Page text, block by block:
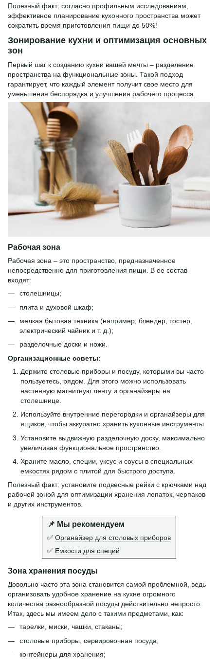
Полезный факт: согласно профильным исследованиям,
эффективное планирование кухонного пространства может
сократить время приготовления пищи до 50%!
Зонирование кухни и оптимизация основных
зон
Первый шаг к созданию кухни вашей мечты – разделение
пространства на функциональные зоны. Такой подход
гарантирует, что каждый элемент получит свое место для
уменьшения беспорядка и улучшения рабочего процесса.
Рабочая зона
Рабочая зона – это пространство, предназначенное
непосредственно для приготовления пищи. В ее состав
входят:
столешницы;
плита и духовой шкаф;
мелкая бытовая техника (например, блендер, тостер,
электрический чайник и т. д.);
разделочные доски и ножи.
Организационные советы:
Держите столовые приборы и посуду, которыми вы часто
пользуетесь, рядом. Для этого можно использовать
настенную магнитную ленту и органайзеры на
столешнице.
Используйте внутренние перегородки и органайзеры для
ящиков, чтобы аккуратно хранить кухонные инструменты.
Установите выдвижную разделочную доску, максимально
увеличивая функциональное пространство.
Храните масло, специи, уксус и соусы в специальных
емкостях рядом с плитой для быстрого доступа.
Полезный факт: установите подвесные рейки с крючками над
рабочей зоной для оптимизации хранения лопаток, черпаков
и других инструментов.
📌 Мы рекомендуем
✅ Органайзер для столовых приборов
✅ Емкости для специй
Зона хранения посуды
Довольно часто эта зона становится самой проблемной, ведь
организовать удобное хранение на кухне огромного
количества разнообразной посуды действительно непросто.
Итак, здесь мы имеем дело с такими предметами, как:
тарелки, миски, чашки, стаканы;
столовые приборы, сервировочная посуда;
контейнеры для хранения;